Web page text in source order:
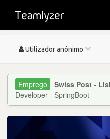
Toggle
Utilizador anónimo
Swiss Post -
Developer - SpringBoot